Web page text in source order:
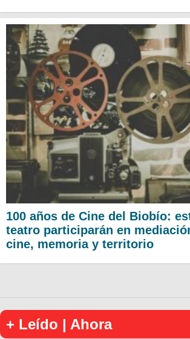
100 años de Cine del Biobío:
teatro participarán en
cine, memoria y territorio
+ Leído | Ahora